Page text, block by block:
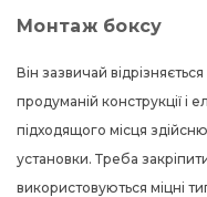
Монтаж боксу
Він зазвичай
продуманій конструкції і
підходящого місця
установки. Треба
використовуються міцні